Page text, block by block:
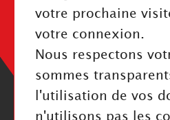
Mentions légales
Politique de
Index Égalité
Cookies
votre prochaine
votre connexion.
Nous respectons
sommes
l'utilisation de vos
n'utilisons pas les